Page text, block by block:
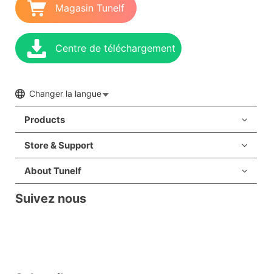
Magasin Tunelf
Centre de téléchargement
Changer la langue
Products
Store & Support
About Tunelf
Suivez nous